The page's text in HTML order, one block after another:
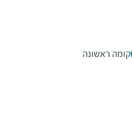
קומה ראשונה